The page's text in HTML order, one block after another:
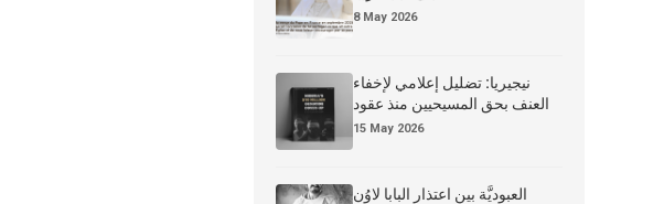
8 May 2026
نيجيريا: تضليل إعلامي لإخفاء
العنف بحق المسيحيين منذ عقود
15 May 2026
العبوديَّة بين اعتذار البابا لاوُن